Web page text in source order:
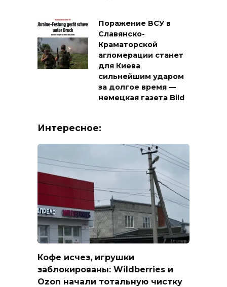
Поражение ВСУ в
Славянско-
Краматорской
агломерации станет
для Киева
сильнейшим ударом
за долгое время —
немецкая газета Bild
Интересное:
Кофе исчез, игрушки
заблокированы: Wildberries и
Ozon начали тотальную чистку